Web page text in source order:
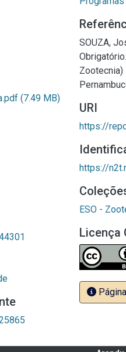
(7.49 MB)
SOUZA,
Zootecnia)
URI
https://
https://
ESO -
Licença